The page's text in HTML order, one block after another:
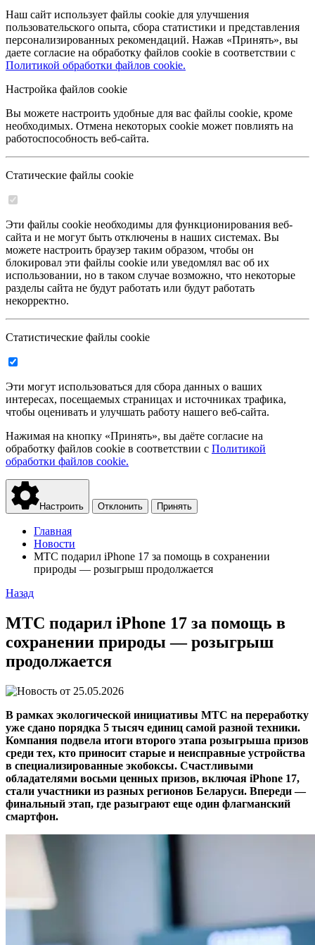
Наш сайт использует файлы cookie для улучшения
пользовательского опыта, сбора статистики и представления
персонализированных рекомендаций. Нажав «Принять», вы
даете согласие на обработку файлов cookie в соответствии с
Политикой обработки файлов cookie.
Настройка файлов cookie
Вы можете настроить удобные для вас файлы cookie, кроме
необходимых. Отмена некоторых cookie может повлиять на
работоспособность веб-сайта.
Статические файлы cookie
Эти файлы cookie необходимы для функционирования веб-
сайта и не могут быть отключены в наших системах. Вы
можете настроить браузер таким образом, чтобы он
блокировал эти файлы cookie или уведомлял вас об их
использовании, но в таком случае возможно, что некоторые
разделы сайта не будут работать или будут работать
некорректно.
Статистические файлы cookie
Эти могут использоваться для сбора данных о ваших
интересах, посещаемых страницах и источниках трафика,
чтобы оценивать и улучшать работу нашего веб-сайта.
Нажимая на кнопку «Принять», вы даёте согласие на
обработку файлов cookie в соответствии с Политикой
обработки файлов cookie.
Настроить Отклонить Принять
Главная
Новости
МТС подарил iPhone 17 за помощь в сохранении
природы — розыгрыш продолжается
Назад
МТС подарил iPhone 17 за помощь в
сохранении природы — розыгрыш
продолжается
25.05.2026
В рамках экологической инициативы МТС на переработку
уже сдано порядка 5 тысяч единиц самой разной техники.
Компания подвела итоги второго этапа розыгрыша призов
среди тех, кто приносит старые и неисправные устройства
в специализированные экобоксы. Счастливыми
обладателями восьми ценных призов, включая iPhone 17,
стали участники из разных регионов Беларуси. Впереди —
финальный этап, где разыграют еще один флагманский
смартфон.